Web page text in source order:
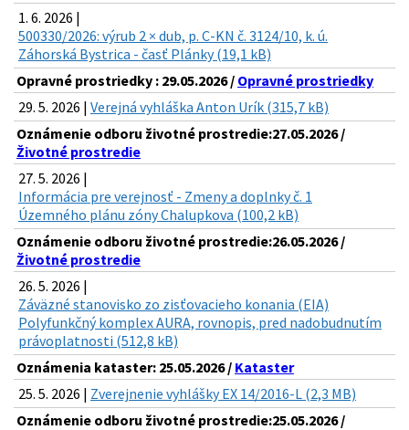
1. 6. 2026 |
500330/2026: výrub 2 × dub, p. C-KN č. 3124/10, k. ú.
Záhorská Bystrica - časť Plánky (19,1 kB)
Opravné prostriedky : 29.05.2026 / Opravné prostriedky
29. 5. 2026 | Verejná vyhláška Anton Urík (315,7 kB)
Oznámenie odboru životné prostredie:27.05.2026 /
Životné prostredie
27. 5. 2026 |
Informácia pre verejnosť - Zmeny a doplnky č. 1
Územného plánu zóny Chalupkova (100,2 kB)
Oznámenie odboru životné prostredie:26.05.2026 /
Životné prostredie
26. 5. 2026 |
Záväzné stanovisko zo zisťovacieho konania (EIA)
Polyfunkčný komplex AURA, rovnopis, pred nadobudnutím
právoplatnosti (512,8 kB)
Oznámenia kataster: 25.05.2026 / Kataster
25. 5. 2026 | Zverejnenie vyhlášky EX 14/2016-L (2,3 MB)
Oznámenie odboru životné prostredie:25.05.2026 /